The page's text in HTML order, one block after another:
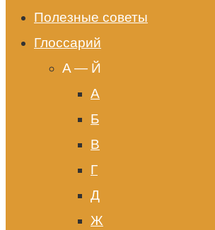
Полезные советы
Глоссарий
A — Й
А
Б
В
Г
Д
Ж